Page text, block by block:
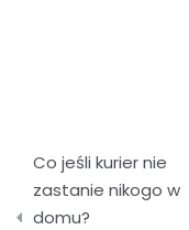
Nawigacja
wpisu
Co jeśli kurier nie
zastanie nikogo w
domu?